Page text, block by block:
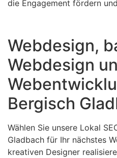
die Engagement fördern
Webdesign,
Webdesign
Bergisch
Wählen Sie unsere Lokal
Gladbach für Ihr nächstes
kreativen Designer